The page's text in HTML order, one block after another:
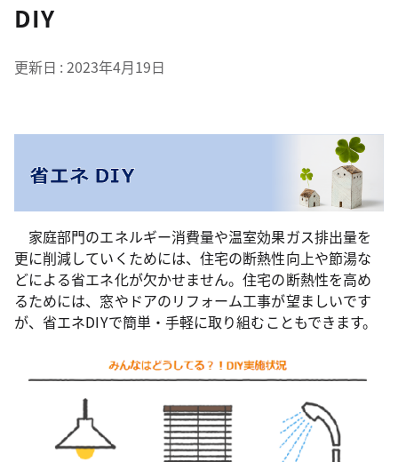
DIY
更新日 2023年4月19日
家庭部門のエネルギー消費量や温室効果ガス排出量を
更に削減していくためには、住宅の断熱性向上や節湯な
どによる省エネ化が欠かせません。住宅の断熱性を高め
るためには、窓やドアのリフォーム工事が望ましいです
が、省エネDIYで簡単・手軽に取り組むこともできます。